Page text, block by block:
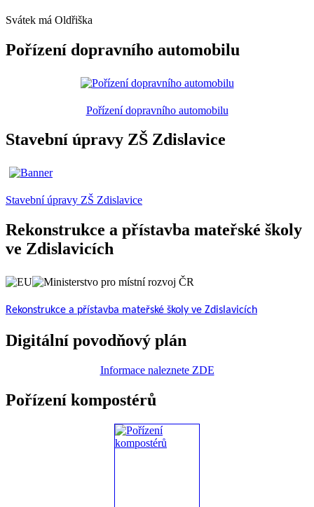
Svátek má Oldřiška
Pořízení dopravního automobilu
Pořízení dopravního automobilu
Stavební úpravy ZŠ Zdislavice
Stavební úpravy ZŠ Zdislavice
Rekonstrukce a přístavba mateřské školy
ve Zdislavicích
Rekonstrukce a přístavba mateřské školy ve Zdislavicích
Digitální povodňový plán
Informace naleznete ZDE
Pořízení kompostérů